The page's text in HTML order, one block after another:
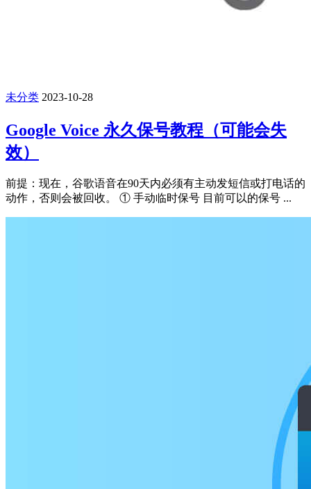
未分类 2023-10-28
Google Voice 永久保号教程（可能会失
效）
前提：现在，谷歌语音在90天内必须有主动发短信或打电话的
动作，否则会被回收。 ① 手动临时保号 目前可以的保号 ...